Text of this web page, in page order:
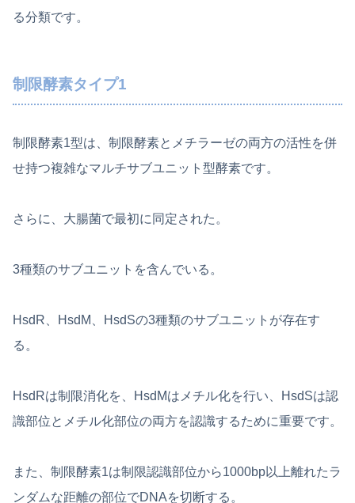
る分類です。
制限酵素タイプ1
制限酵素1型は、制限酵素とメチラーゼの両方の活性を併
せ持つ複雑なマルチサブユニット型酵素です。
さらに、大腸菌で最初に同定された。
3種類のサブユニットを含んでいる。
HsdR、HsdM、HsdSの3種類のサブユニットが存在す
る。
HsdRは制限消化を、HsdMはメチル化を行い、HsdSは認
識部位とメチル化部位の両方を認識するために重要です。
また、制限酵素1は制限認識部位から1000bp以上離れたラ
ンダムな距離の部位でDNAを切断する。